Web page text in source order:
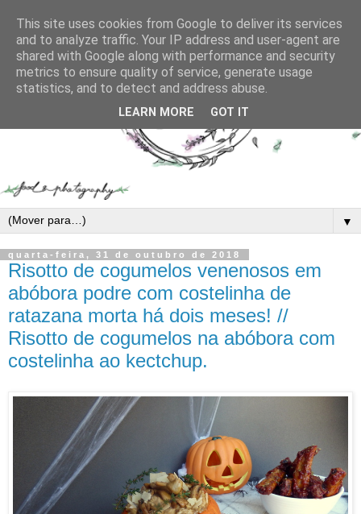
▼
quarta-feira, 31 de outubro de 2018
Risotto de cogumelos venenosos em
abóbora podre com costelinha de
ratazana morta há dois meses! //
Risotto de cogumelos na abóbora com
costelinha ao kectchup.
This site uses cookies from Google to deliver its services
and to analyze traffic. Your IP address and user-agent are
shared with Google along with performance and security
metrics to ensure quality of service, generate usage
statistics, and to detect and address abuse.
LEARN MORE GOT IT